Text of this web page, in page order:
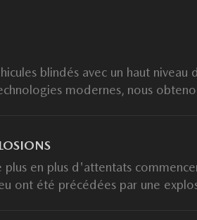
blindés avec un haut
modernes, nous
en plus d'attentats
ont été précédées par une